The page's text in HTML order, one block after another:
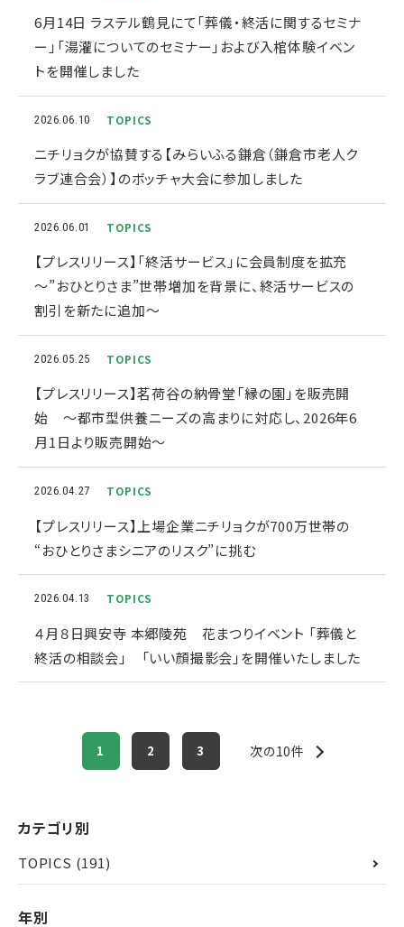
6月14日 ラステル鶴見にて「葬儀・終活に関するセミナ
ー」「湯灌についてのセミナー」および入棺体験イベン
トを開催しました
2026.06.10 TOPICS
ニチリョクが協賛する【みらいふる鎌倉（鎌倉市老人ク
ラブ連合会）】のボッチャ大会に参加しました
2026.06.01 TOPICS
【プレスリリース】「終活サービス」に会員制度を拡充
～”おひとりさま”世帯増加を背景に、終活サービスの
割引を新たに追加～
2026.05.25 TOPICS
【プレスリリース】茗荷谷の納骨堂「縁の園」を販売開
始 〜都市型供養ニーズの高まりに対応し、2026年6
月1日より販売開始〜
2026.04.27 TOPICS
【プレスリリース】上場企業ニチリョクが700万世帯の
“おひとりさまシニアのリスク”に挑む
2026.04.13 TOPICS
４月８日興安寺 本郷陵苑 花まつりイベント 「葬儀と
終活の相談会」 「いい顔撮影会」を開催いたしました
1 2 3 次の10件
カテゴリ別
TOPICS (191)
年別